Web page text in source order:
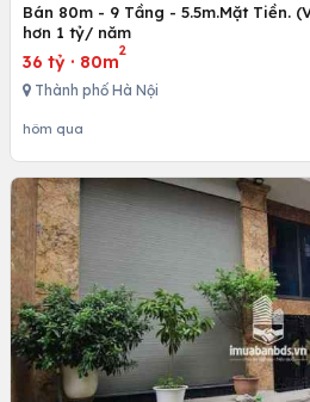
Bán 80m - 9 Tầng - 5.5m.Mặt Tiền.
hơn 1 tỷ/ năm
36 tỷ · 80m
2
Thành phố Hà Nội
hôm qua